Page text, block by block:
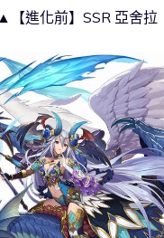
▲【進化前】SSR 亞舍拉